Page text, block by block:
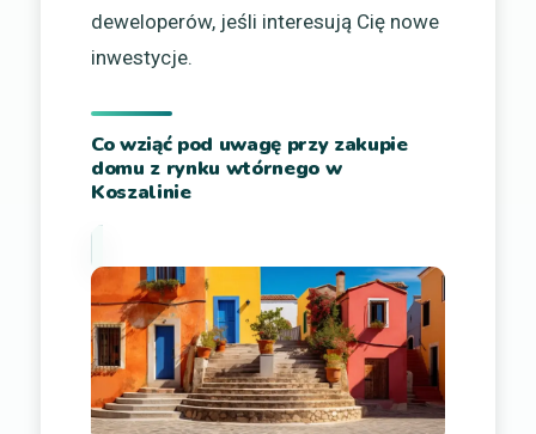
deweloperów, jeśli interesują Cię nowe
inwestycje.
Co wziąć pod uwagę przy zakupie
domu z rynku wtórnego w
Koszalinie